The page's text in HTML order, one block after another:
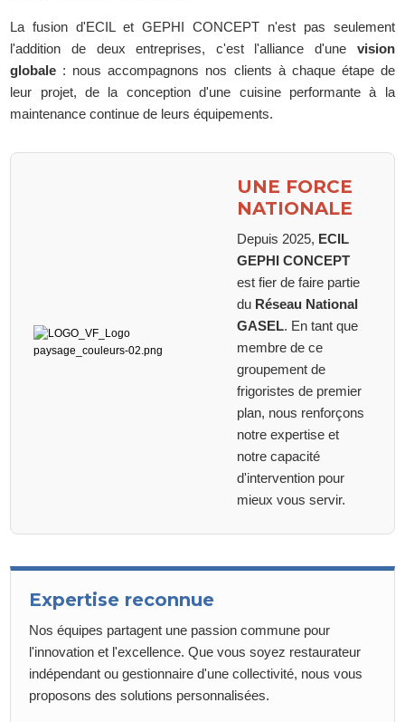
La fusion d'ECIL et GEPHI CONCEPT n'est pas seulement
l'addition de deux entreprises, c'est l'alliance d'une vision
globale : nous accompagnons nos clients à chaque étape de
leur projet, de la conception d'une cuisine performante à la
maintenance continue de leurs équipements.
UNE FORCE
NATIONALE
Depuis 2025, ECIL
GEPHI CONCEPT
est fier de faire partie
du Réseau National
GASEL. En tant que
membre de ce
groupement de
frigoristes de premier
plan, nous renforçons
notre expertise et
notre capacité
d'intervention pour
mieux vous servir.
Expertise reconnue
Nos équipes partagent une passion commune pour
l'innovation et l'excellence. Que vous soyez restaurateur
indépendant ou gestionnaire d'une collectivité, nous vous
proposons des solutions personnalisées.